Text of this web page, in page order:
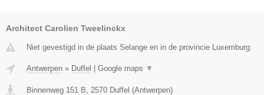
Architect Carolien Tweelinckx
Niet gevestigd in de plaats Selange en in de provincie Luxemburg.
Antwerpen » Duffel | Google maps ▼
Binnenweg 151 B 2570 Duffel (Antwerpen)